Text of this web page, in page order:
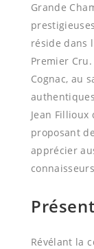
Grande
réside dans
Premier
Cognac, au
Jean
proposant
apprécier
Révélant la